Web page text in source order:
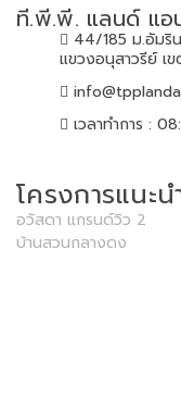
ที.พี.พี. แลนด์ แอ
44/185 ม.อัมริ
แขวงอนุสาวรีย์ เ
เวลาทำการ :
โครงการแนะน
อวัสดา แกรนด์วิว 2
บ้านสวนกลางดง